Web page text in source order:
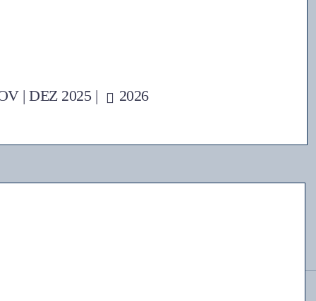
| DEZ2025 | 2026